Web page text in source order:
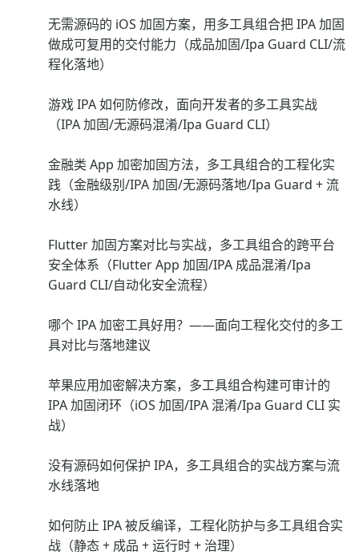
无需源码的 iOS 加固方案，用多工具组合把 IPA 加固
做成可复用的交付能力（成品加固/Ipa Guard CLI/流
程化落地）
游戏 IPA 如何防修改，面向开发者的多工具实战
（IPA 加固/无源码混淆/Ipa Guard CLI）
金融类 App 加密加固方法，多工具组合的工程化实
践（金融级别/IPA 加固/无源码落地/Ipa Guard + 流
水线）
Flutter 加固方案对比与实战，多工具组合的跨平台
安全体系（Flutter App 加固/IPA 成品混淆/Ipa
Guard CLI/自动化安全流程）
哪个 IPA 加密工具好用？——面向工程化交付的多工
具对比与落地建议
苹果应用加密解决方案，多工具组合构建可审计的
IPA 加固闭环（iOS 加固/IPA 混淆/Ipa Guard CLI 实
战）
没有源码如何保护 IPA，多工具组合的实战方案与流
水线落地
如何防止 IPA 被反编译，工程化防护与多工具组合实
战（静态 + 成品 + 运行时 + 治理）